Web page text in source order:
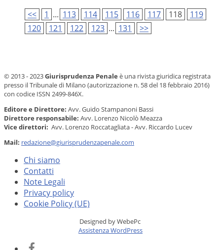
<<
1 ... 113 114 115 116 117 118
119
120
121 122 123 ... 131 >>
© 2013 - 2023Giurisprudenza Penale è una rivista giuridica registrata
presso il Tribunale di Milano (autorizzazione n. 58 del 18 febbraio 2016)
con codice ISSN 2499-846X.
Editore e Direttore: Avv. Guido Stampanoni Bassi
Direttore responsabile: Avv. Lorenzo Nicolò Meazza
Vice direttori: Avv. Lorenzo Roccatagliata - Avv. Riccardo Lucev
Mail: redazione@giurisprudenzapenale.com
Chi siamo
Contatti
Note Legali
Privacy policy
Cookie Policy (UE)
Designed by WebePc
Assistenza WordPress